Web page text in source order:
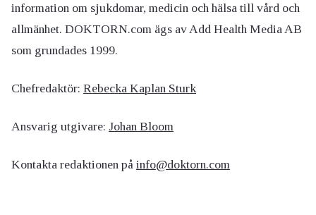
information om sjukdomar, medicin och hälsa till vård och
allmänhet. DOKTORN.com ägs av Add Health Media AB
som grundades 1999.
Chefredaktör: Rebecka Kaplan Sturk
Ansvarig utgivare: Johan Bloom
Kontakta redaktionen på info@doktorn.com